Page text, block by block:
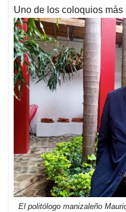
Uno de los coloquios más
El politólogo manizaleño